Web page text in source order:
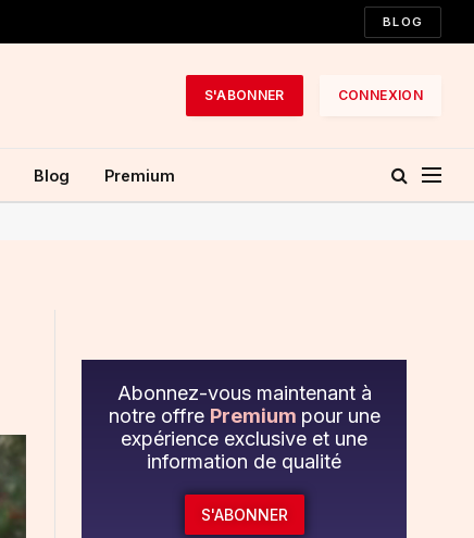
BLOG
S'ABONNER CONNEXION
Blog Premium
Abonnez-vous maintenant à
notre offre Premium pour une
expérience exclusive et une
information de qualité
S'ABONNER